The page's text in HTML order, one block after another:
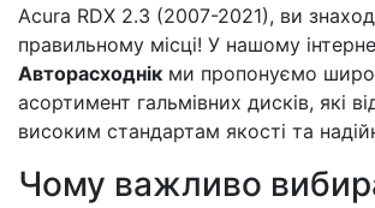
Acura RDX 2.3 (2007-2021), ви
правильному місці! У нашому
Авторасходнік ми пропонуємо
асортимент гальмівних дисків, які
високим стандартам якості та
Чому важливо